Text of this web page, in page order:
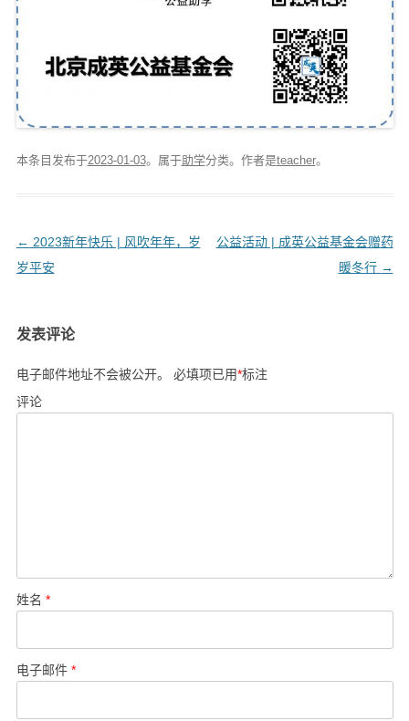
本条目发布于2023-01-03。属于助学分类。 作者是teacher。
文
章
← 2023新年快乐 | 风吹年年，岁
岁平安
公益活动 | 成英公益基金会赠药
暖冬行 →
发表评论
电子邮件地址不会被公开。 必填项已用*标注
评论
姓名 *
电子邮件 *